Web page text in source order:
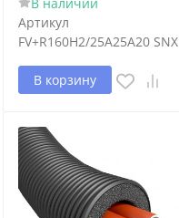
Артикул
FV+R160H2/25A25A20 SNX
В корзину